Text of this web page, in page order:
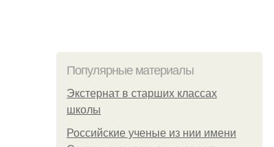
Популярные материалы
Экстернат в старших классах
школы
Российские ученые из нии имени